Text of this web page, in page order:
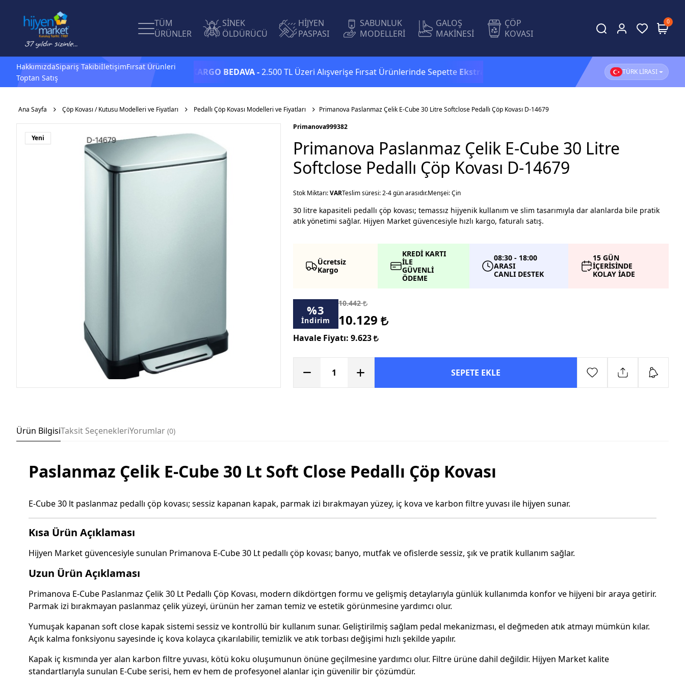
TÜM
ÜRÜNLER
SİNEK
ÖLDÜRÜCÜ
HİJYEN
PASPASI
SABUNLUK
MODELLERİ
GALOŞ
MAKİNESİ
ÇÖP
KOVASI
0
HakkımızdaSipariş TakibiİletişimFırsat Ürünleri
Toptan Satış
1.500 TL ve üzeri alışverişlerinizdeKARGO BEDAVA -2.500 TL Üzeri Alışverişe Fırsat Ürünlerinde SepetteEkstra %5 İndirim! 1.500 TL ve üzeri alışverişlerinizde
TÜRK LİRASI
Ana Sayfa Çöp Kovası / Kutusu Modelleri ve Fiyatları Pedallı Çöp Kovası Modelleri ve Fiyatları Primanova Paslanmaz Çelik E-Cube 30 Litre Softclose Pedallı Çöp Kovası D-14679
Yeni
Primanova999382
Primanova Paslanmaz Çelik E-Cube 30 Litre
Softclose Pedallı Çöp Kovası D-14679
Stok Miktarı:VARTeslim süresi: 2-4 gün arasıdır.Menşei: Çin
30 litre kapasiteli pedallı çöp kovası; temassız hijyenik kullanım ve slim tasarımıyla dar alanlarda bile pratik
atık yönetimi sağlar. Hijyen Market güvencesiyle hızlı kargo, faturalı satış.
Ücretsiz
Kargo
KREDİ KARTI
İLE
GÜVENLİ
ÖDEME
08:30 - 18:00
ARASI
CANLI DESTEK
15 GÜN
İÇERİSİNDE
KOLAY İADE
%3
İndirim
10.442
10.129
Havale Fiyatı:9.623
SEPETE EKLE
Ürün BilgisiTaksit SeçenekleriYorumlar 0
Paslanmaz Çelik E-Cube 30 Lt Soft Close Pedallı Çöp Kovası
E-Cube 30 lt paslanmaz pedallı çöp kovası; sessiz kapanan kapak, parmak izi bırakmayan yüzey, iç kova ve karbon filtre yuvası ile hijyen sunar.
Kısa Ürün Açıklaması
Hijyen Market güvencesiyle sunulan Primanova E-Cube 30 Lt pedallı çöp kovası; banyo, mutfak ve ofislerde sessiz, şık ve pratik kullanım sağlar.
Uzun Ürün Açıklaması
Primanova E-Cube Paslanmaz Çelik 30 Lt Pedallı Çöp Kovası, modern dikdörtgen formu ve gelişmiş detaylarıyla günlük kullanımda konfor ve hijyeni bir araya getirir.
Parmak izi bırakmayan paslanmaz çelik yüzeyi, ürünün her zaman temiz ve estetik görünmesine yardımcı olur.
Yumuşak kapanan soft close kapak sistemi sessiz ve kontrollü bir kullanım sunar. Geliştirilmiş sağlam pedal mekanizması, el değmeden atık atmayı mümkün kılar.
Açık kalma fonksiyonu sayesinde iç kova kolayca çıkarılabilir, temizlik ve atık torbası değişimi hızlı şekilde yapılır.
Kapak iç kısmında yer alan karbon filtre yuvası, kötü koku oluşumunun önüne geçilmesine yardımcı olur. Filtre ürüne dahil değildir. Hijyen Market kalite
standartlarıyla sunulan E-Cube serisi, hem ev hem de profesyonel alanlar için güvenilir bir çözümdür.